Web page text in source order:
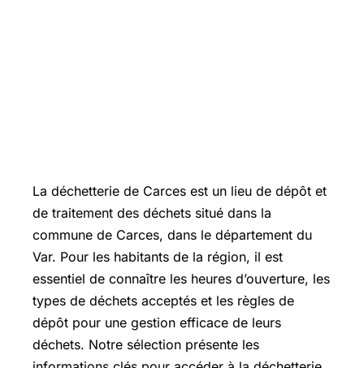
La déchetterie de Carces est un lieu de dépôt et
de traitement des déchets situé dans la
commune de Carces, dans le département du
Var. Pour les habitants de la région, il est
essentiel de connaître les heures d’ouverture, les
types de déchets acceptés et les règles de
dépôt pour une gestion efficace de leurs
déchets. Notre sélection présente les